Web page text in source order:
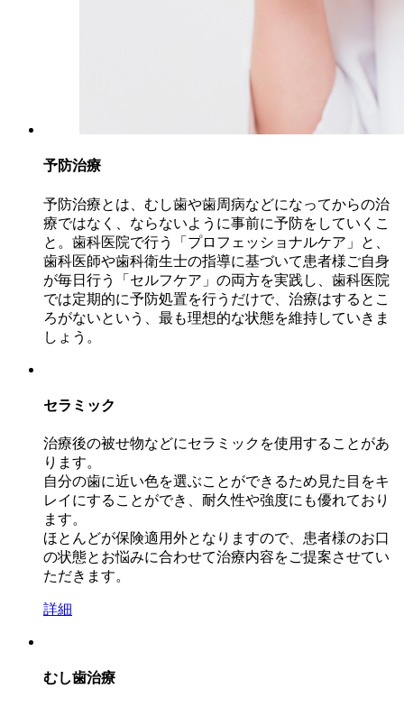
予防治療
予防治療とは、むし歯や歯周病などになってからの治
療ではなく、ならないように事前に予防をしていくこ
と。歯科医院で行う「プロフェッショナルケア」と、
歯科医師や歯科衛生士の指導に基づいて患者様ご自身
が毎日行う「セルフケア」の両方を実践し、歯科医院
では定期的に予防処置を行うだけで、治療はするとこ
ろがないという、最も理想的な状態を維持していきま
しょう。
セラミック
治療後の被せ物などにセラミックを使用することがあ
ります。
自分の歯に近い色を選ぶことができるため見た目をキ
レイにすることができ、耐久性や強度にも優れており
ます。
ほとんどが保険適用外となりますので、患者様のお口
の状態とお悩みに合わせて治療内容をご提案させてい
ただきます。
詳細
むし歯治療